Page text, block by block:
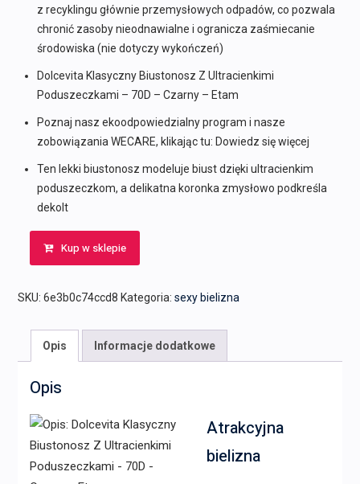
z recyklingu głównie przemysłowych odpadów, co pozwala
chronić zasoby nieodnawialne i ogranicza zaśmiecanie
środowiska (nie dotyczy wykończeń)
Dolcevita Klasyczny Biustonosz Z Ultracienkimi
Poduszeczkami – 70D – Czarny – Etam
Poznaj nasz ekoodpowiedzialny program i nasze
zobowiązania WECARE, klikając tu: Dowiedz się więcej
Ten lekki biustonosz modeluje biust dzięki ultracienkim
poduszeczkom, a delikatna koronka zmysłowo podkreśla
dekolt
Kup w sklepie
SKU: 6e3b0c74ccd8 Kategoria: sexy bielizna
Opis Informacje dodatkowe
Opis
Atrakcyjna
bielizna